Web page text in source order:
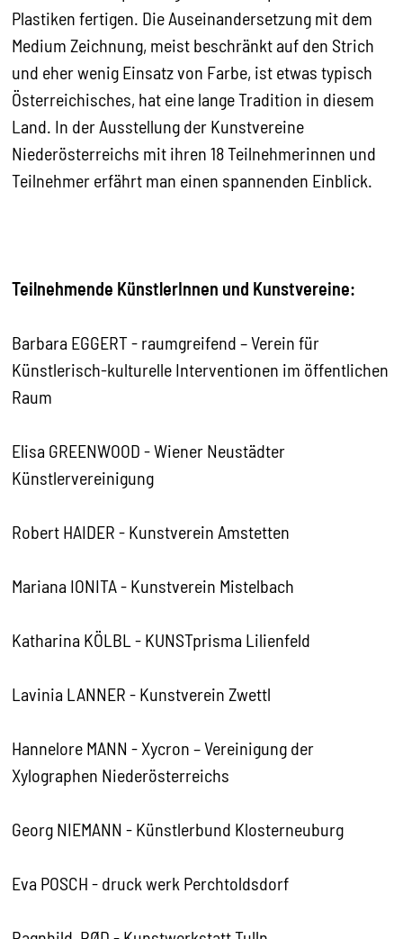
Plastiken fertigen. Die Auseinandersetzung mit dem
Medium Zeichnung, meist beschränkt auf den Strich
und eher wenig Einsatz von Farbe, ist etwas typisch
Österreichisches, hat eine lange Tradition in diesem
Land. In der Ausstellung der Kunstvereine
Niederösterreichs mit ihren 18 Teilnehmerinnen und
Teilnehmer erfährt man einen spannenden Einblick.
Teilnehmende KünstlerInnen und Kunstvereine:
Barbara EGGERT - raumgreifend – Verein für
Künstlerisch-kulturelle Interventionen im öffentlichen
Raum
Elisa GREENWOOD - Wiener Neustädter
Künstlervereinigung
Robert HAIDER - Kunstverein Amstetten
Mariana IONITA - Kunstverein Mistelbach
Katharina KÖLBL - KUNSTprisma Lilienfeld
Lavinia LANNER - Kunstverein Zwettl
Hannelore MANN - Xycron – Vereinigung der
Xylographen Niederösterreichs
Georg NIEMANN - Künstlerbund Klosterneuburg
Eva POSCH - druck werk Perchtoldsdorf